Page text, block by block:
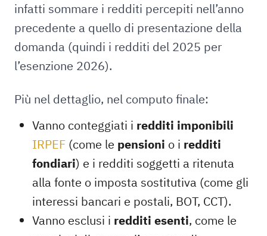
infatti sommare i redditi percepiti nell’anno
precedente a quello di presentazione della
domanda (quindi i redditi del 2025 per
l’esenzione 2026).
Più nel dettaglio, nel computo finale:
Vanno conteggiati i redditi imponibili
IRPEF (come le pensioni o i redditi
fondiari) e i redditi soggetti a ritenuta
alla fonte o imposta sostitutiva (come gli
interessi bancari e postali, BOT, CCT).
Vanno esclusi i redditi esenti, come le